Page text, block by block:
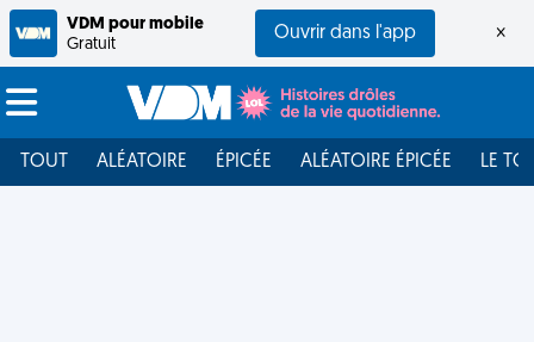
VDM pour mobile
Gratuit
Ouvrir dans l'app ×
TOUT ALÉATOIRE ÉPICÉE ALÉATOIRE ÉPICÉE LE